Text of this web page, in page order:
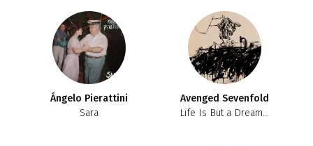
Ángelo Pierattini
Sara
Avenged Sevenfold
Life Is But a Dream...